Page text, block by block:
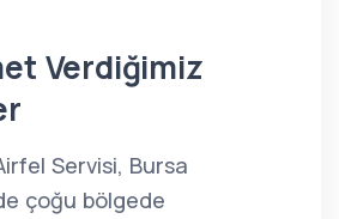
Verdiğimiz
Servisi, Bursa
çoğu bölgede